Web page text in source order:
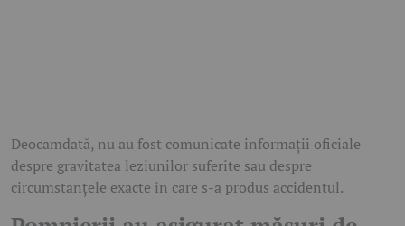
Deocamdată, nu au fost comunicate informații oficiale
despre gravitatea leziunilor suferite sau despre
circumstanțele exacte în care s-a produs accidentul.